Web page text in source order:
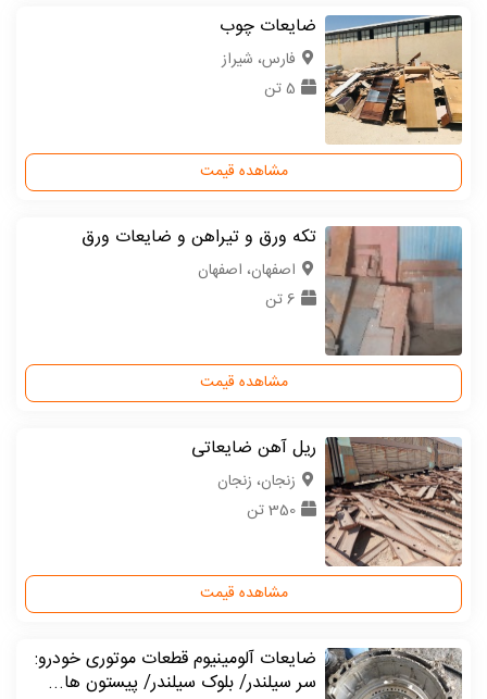
ضایعات چوب
فارس، شیراز
5 تن
مشاهده قیمت
تکه ورق و تیراهن و ضایعات ورق
اصفهان، اصفهان
6 تن
مشاهده قیمت
ریل آهن ضایعاتی
زنجان، زنجان
350 تن
مشاهده قیمت
ضایعات آلومینیوم قطعات موتوری خودرو:
سر سیلندر/ بلوک سیلندر/ پیستون ها...